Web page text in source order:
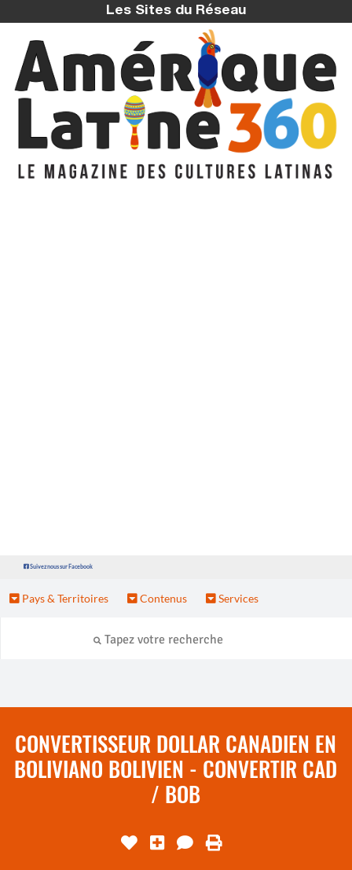
Les Sites du Réseau
Suivez nous sur Facebook
Pays & Territoires Contenus Services
CONVERTISSEUR DOLLAR CANADIEN EN
BOLIVIANO BOLIVIEN - CONVERTIR CAD
/ BOB